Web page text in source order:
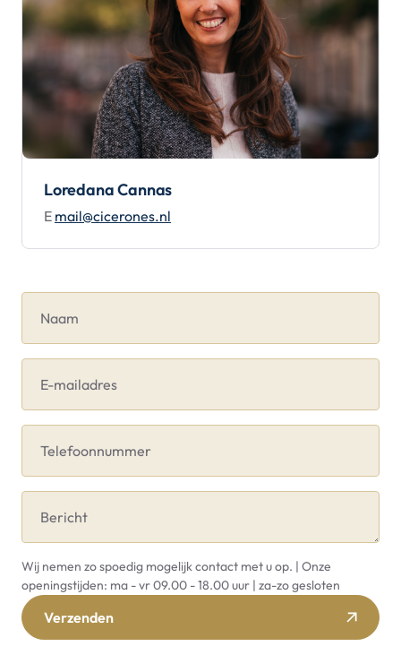
Loredana Cannas
E mail@cicerones.nl
Naam
E-mailadres
Telefoonnummer
Bericht
Wij nemen zo spoedig mogelijk contact met u op. | Onze
openingstijden: ma - vr 09.00 - 18.00 uur | za-zo gesloten
Verzenden